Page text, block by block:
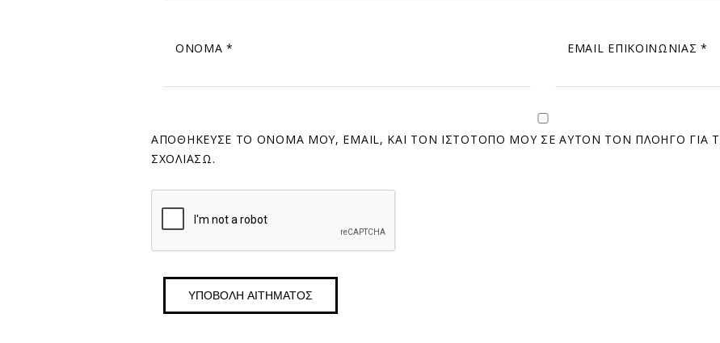
ΌΝΟΜΑ* EMAIL ΕΠΙΚΟΙΝΩΝΊΑΣ*
ΑΠΟΘΉΚΕΥΣΕ ΤΟ ΌΝΟΜΆ ΜΟΥ, EMAIL, ΚΑΙ ΤΟΝ ΙΣΤΌΤΟΠΟ ΜΟΥ ΣΕ ΑΥΤΌΝ ΤΟΝ ΠΛΟΗΓΌ
ΣΧΟΛΙΆΣΩ.